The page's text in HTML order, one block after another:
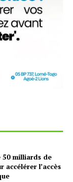
50 milliards de
accélérer l’accès